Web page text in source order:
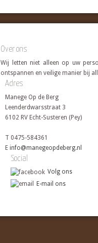
Over ons
Wij letten niet alleen op uw
ontspannen en veilige manier bij
Adres
Manege Op de Berg
Leenderdwarsstraat 3
6102 RV Echt-Susteren (Pey)
T 0475-584361
E info@manegeopdeberg.nl
Social
Volg ons
E-mail ons